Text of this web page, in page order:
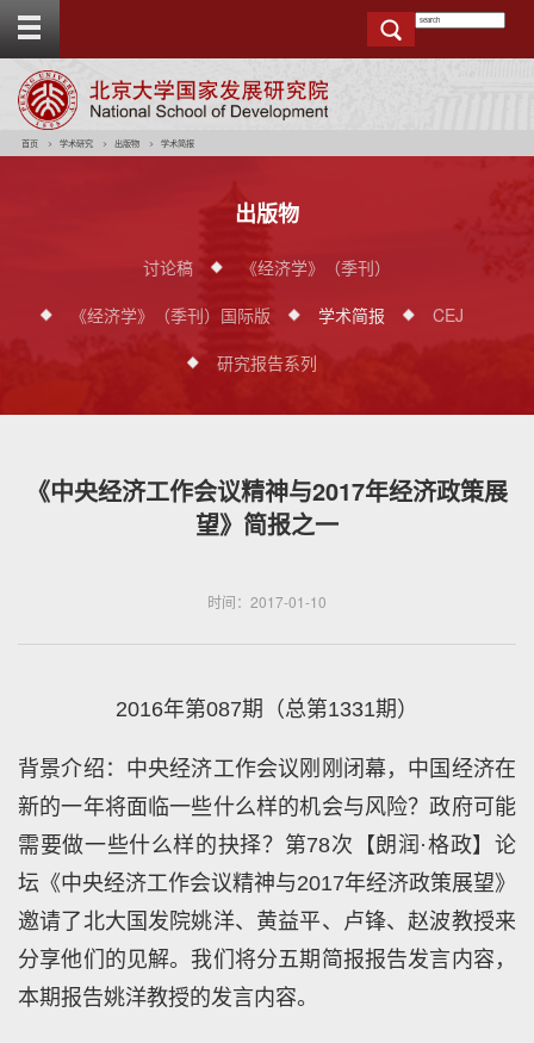
t
首页 学术研究 出版物 学术简报
出版物
讨论稿
《经济学》（季刊）
《经济学》（季刊）国际版
学术简报
CEJ
研究报告系列
《中央经济工作会议精神与2017年经济政策展
望》简报之一
时间：2017-01-10
2016年第087期（总第1331期）
背景介绍：中央经济工作会议刚刚闭幕，中国经济在
新的一年将面临一些什么样的机会与风险？政府可能
需要做一些什么样的抉择？第78次【朗润·格政】论
坛《中央经济工作会议精神与2017年经济政策展望》
邀请了北大国发院姚洋、黄益平、卢锋、赵波教授来
分享他们的见解。我们将分五期简报报告发言内容，
本期报告姚洋教授的发言内容。